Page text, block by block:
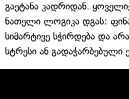
გაეტანა კადრიდან.
ნათელი ლოგიკა დგას:
სიმარტივე სჭირდება და
სტრესი ან გადაჭარბებული